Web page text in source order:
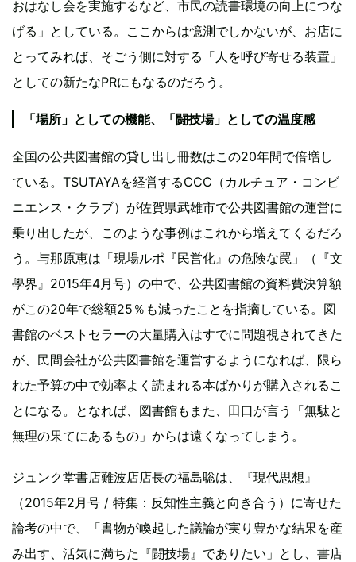
おはなし会を実施するなど、市民の読書環境の向上につな
げる」としている。ここからは憶測でしかないが、お店に
とってみれば、そごう側に対する「人を呼び寄せる装置」
としての新たなPRにもなるのだろう。
「場所」としての機能、「闘技場」としての温度感
全国の公共図書館の貸し出し冊数はこの20年間で倍増し
ている。TSUTAYAを経営するCCC（カルチュア・コンビ
ニエンス・クラブ）が佐賀県武雄市で公共図書館の運営に
乗り出したが、このような事例はこれから増えてくるだろ
う。与那原恵は「現場ルポ『民営化』の危険な罠」（『文
學界』2015年4月号）の中で、公共図書館の資料費決算額
がこの20年で総額25％も減ったことを指摘している。図
書館のベストセラーの大量購入はすでに問題視されてきた
が、民間会社が公共図書館を運営するようになれば、限ら
れた予算の中で効率よく読まれる本ばかりが購入されるこ
とになる。となれば、図書館もまた、田口が言う「無駄と
無理の果てにあるもの」からは遠くなってしまう。
ジュンク堂書店難波店店長の福島聡は、『現代思想』
（2015年2月号 / 特集：反知性主義と向き合う）に寄せた
論考の中で、「書物が喚起した議論が実り豊かな結果を産
み出す、活気に満ちた『闘技場』でありたい」とし、書店